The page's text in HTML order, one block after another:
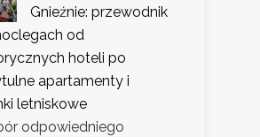
Gnieźnie: przewodnik
od
hoteli po
apartamenty i
letniskowe
odpowiedniego